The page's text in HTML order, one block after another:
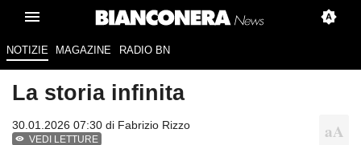
NOTIZIE MAGAZINE RADIO BN
La storia infinita
30.01.2026 07:30 di Fabrizio Rizzo
VEDI LETTURE